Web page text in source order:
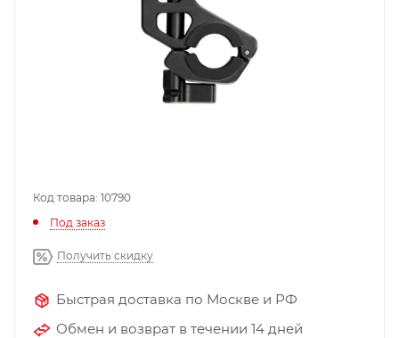
Код товара: 10790
Под заказ
Получить скидку
Быстрая доставка по Москве и РФ
Обмен и возврат в течении 14 дней